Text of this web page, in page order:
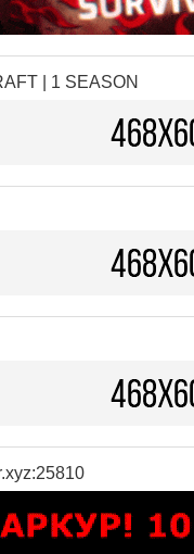
| 1 SEASON